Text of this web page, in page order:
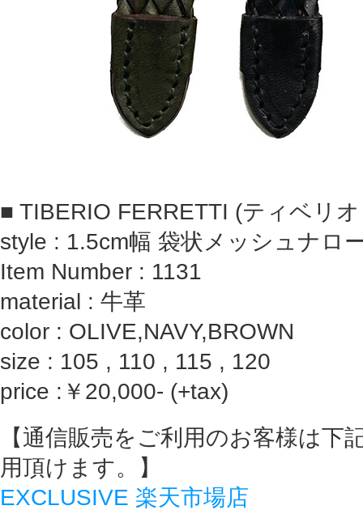
■ TIBERIO FERRETTI (ティベリ
style : 1.5cm幅 袋状メッシュナロ
Item Number : 1131
material : 牛革
color : OLIVE,NAVY,BROWN
size : 105 , 110 , 115 , 120
price :￥20,000- (+tax)
【通信販売をご利用のお客様は下
用頂けます。】
EXCLUSIVE 楽天市場店